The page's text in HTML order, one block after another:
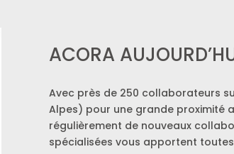
ACORA
Avec près de 250 collaborateurs
Alpes) pour une grande proximité
régulièrement de nouveaux
spécialisées vous apportent